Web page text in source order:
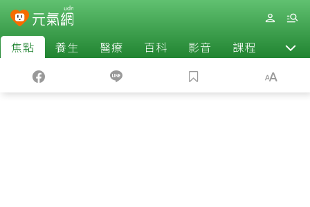
焦點 養生 醫療 百科 影音 課程 退休